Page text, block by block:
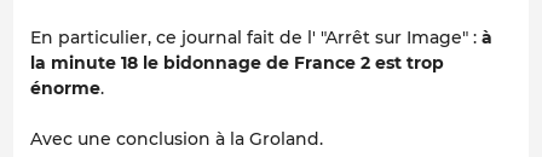
En particulier, ce journal fait de l' "Arrêt sur Image" : à
la minute 18 le bidonnage de France 2 est trop
énorme.
Avec une conclusion à la Groland.